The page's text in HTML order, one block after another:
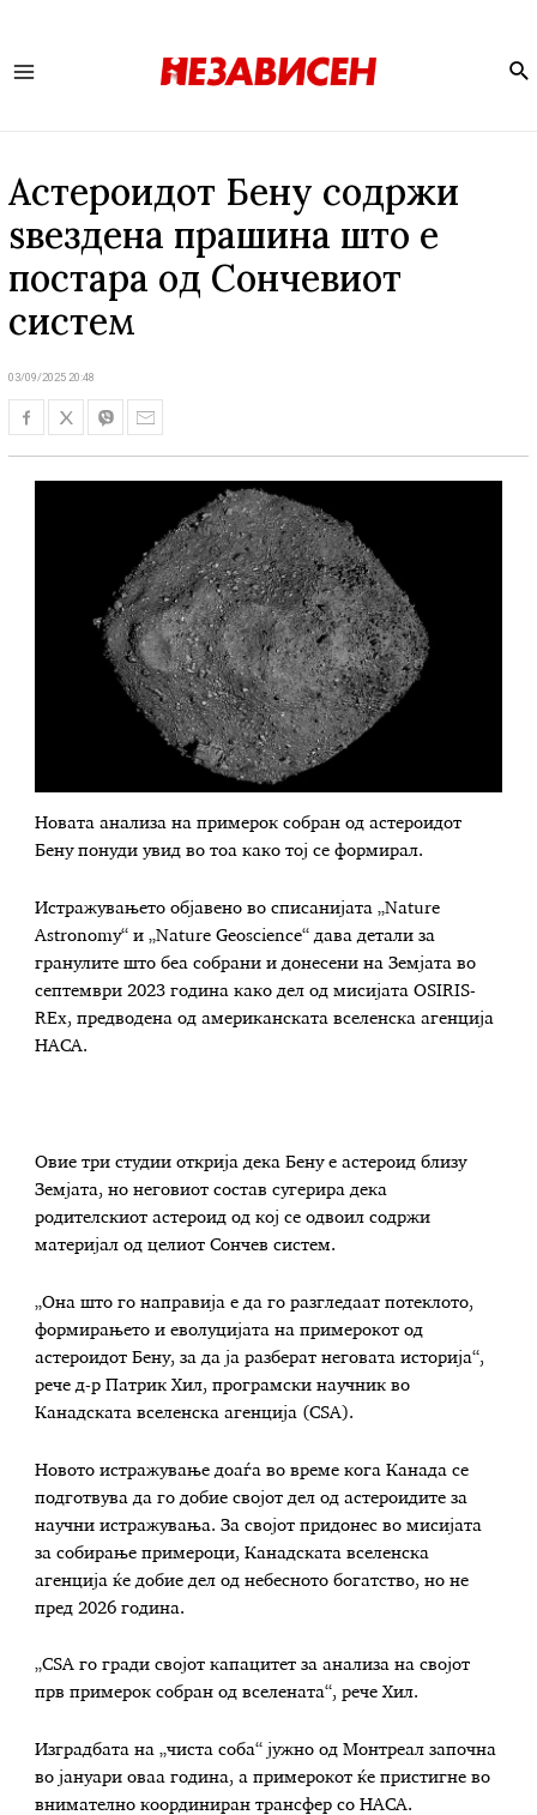
Астероидот Бену содржи
ѕвездена прашина што е
постара од Сончевиот
систем
03/09/2025 20:48
Новата анализа на примерок собран од астероидот
Бену понуди увид во тоа како тој се формирал.
Истражувањето објавено во списанијата „Nature
Astronomy“ и „Nature Geoscience“ дава детали за
гранулите што беа собрани и донесени на Земјата во
септември 2023 година како дел од мисијата OSIRIS-
REx, предводена од американската вселенска агенција
НАСА.
Овие три студии открија дека Бену е астероид близу
Земјата, но неговиот состав сугерира дека
родителскиот астероид од кој се одвоил содржи
материјал од целиот Сончев систем.
„Она што го направија е да го разгледаат потеклото,
формирањето и еволуцијата на примерокот од
астероидот Бену, за да ја разберат неговата историја“,
рече д-р Патрик Хил, програмски научник во
Канадската вселенска агенција (CSA).
Новото истражување доаѓа во време кога Канада се
подготвува да го добие својот дел од астероидите за
научни истражувања. За својот придонес во мисијата
за собирање примероци, Канадската вселенска
агенција ќе добие дел од небесното богатство, но не
пред 2026 година.
„CSA го гради својот капацитет за анализа на својот
прв примерок собран од вселената“, рече Хил.
Изградбата на „чиста соба“ јужно од Монтреал започна
во јануари оваа година, а примерокот ќе пристигне во
внимателно координиран трансфер со НАСА.